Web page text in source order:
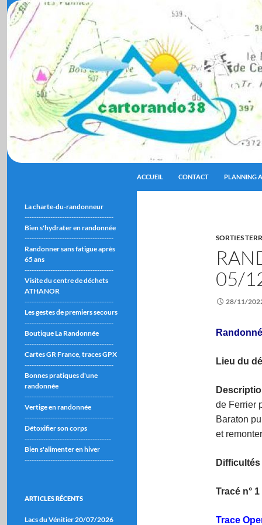
ACCUEIL
CONTACT PLANNING
SORTIES
05/
28/11/
Lieu du
de Ferrier
Baraton
et
Tracé n° 1
Trace
La charte-du-randonneur
--------------------------------------
Bien s'hydrater en randonnée
--------------------------------------
Randonner sans fatigue après
65 ans
--------------------------------------
Visite du centre de déchets
ATHANOR
--------------------------------------
Les gestes de premiers secours
--------------------------------------
Boutique La Randonnée
--------------------------------------
Cartes GR France, traces GPX
--------------------------------------
Bonnes pratiques d'une
randonnée
--------------------------------------
Vertige en randonnée
--------------------------------------
Détoxifier son corps
-------------------------------------
Bien s'alimenter en hiver
--------------------------------------
ARTICLES RÉCENTS
Lacs du Vénitier 20/07/2026